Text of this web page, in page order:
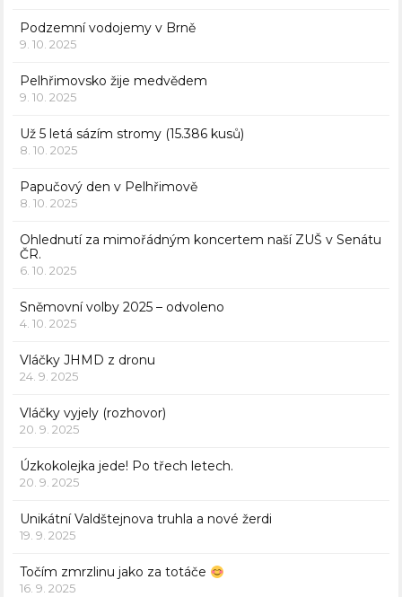
Podzemní vodojemy v Brně
9. 10. 2025
Pelhřimovsko žije medvědem
9. 10. 2025
Už 5 letá sázím stromy (15.386 kusů)
8. 10. 2025
Papučový den v Pelhřimově
8. 10. 2025
Ohlednutí za mimořádným koncertem naší ZUŠ v Senátu
ČR.
6. 10. 2025
Sněmovní volby 2025 – odvoleno
4. 10. 2025
Vláčky JHMD z dronu
24. 9. 2025
Vláčky vyjely (rozhovor)
20. 9. 2025
Úzkokolejka jede! Po třech letech.
20. 9. 2025
Unikátní Valdštejnova truhla a nové žerdi
19. 9. 2025
Točím zmrzlinu jako za totáče
16. 9. 2025